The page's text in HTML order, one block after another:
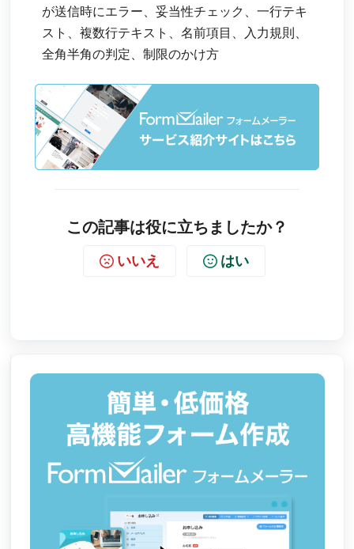
が送信時にエラー、妥当性チェック、一行テキ
スト、複数行テキスト、名前項目、入力規則、
全角半角の判定、制限のかけ方
この記事は役に立ちましたか？
いいえ はい